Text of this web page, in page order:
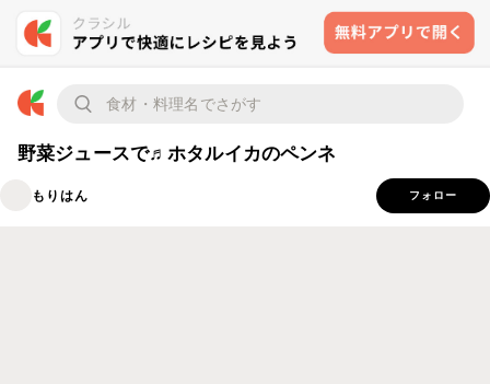
野菜ジュースで♬ホタルイカのペンネ
もりはん フォロー